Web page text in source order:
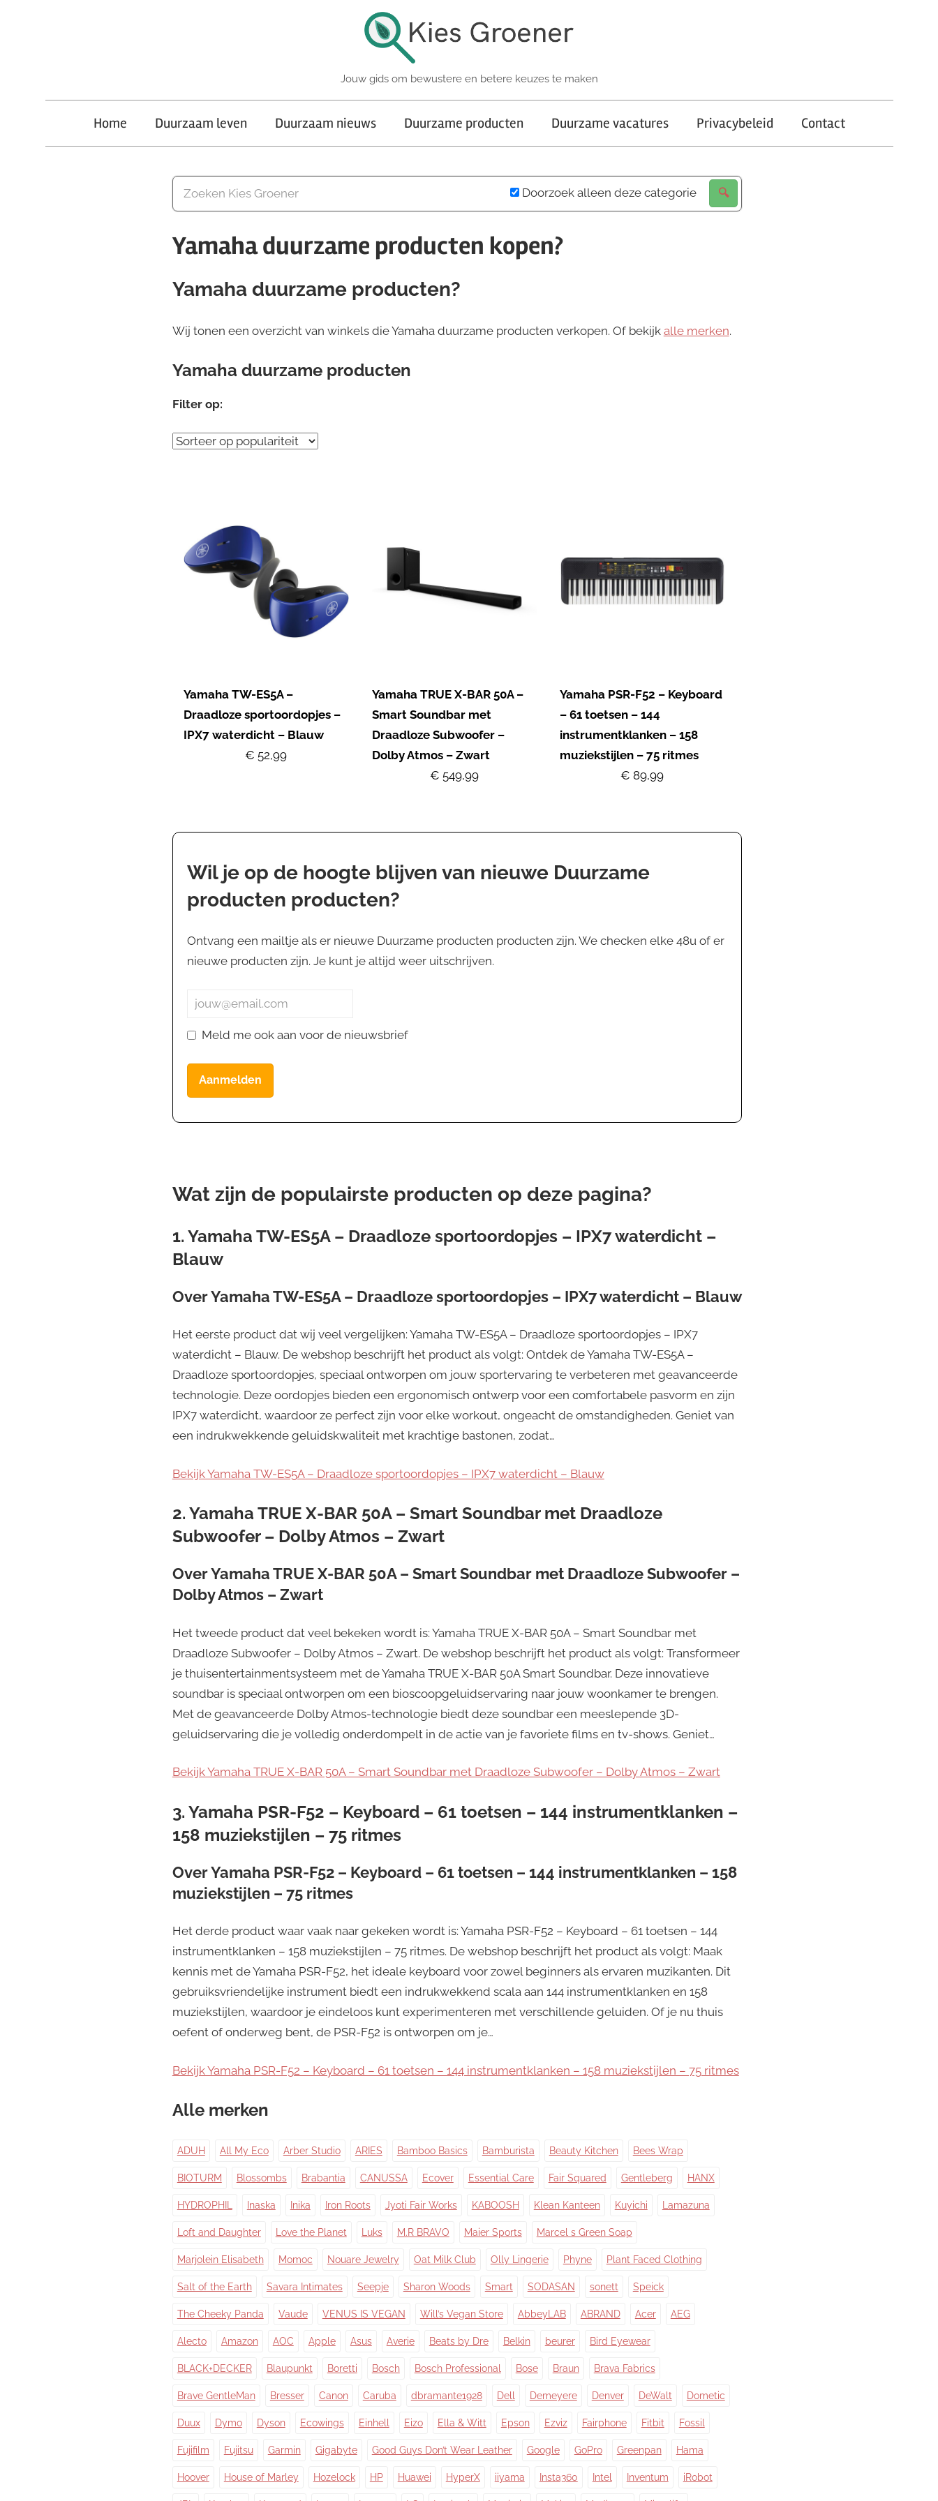
Kies
Groener
Jouw gids om bewustere en betere keuzes te maken
Home Duurzaam leven Duurzaam nieuws Duurzame producten Duurzame vacatures Privacybeleid Contact
Doorzoek alleen deze categorie
Yamaha duurzame producten kopen?
Yamaha duurzame producten?
Wij tonen een overzicht van winkels die Yamaha duurzame producten verkopen. Of bekijk alle merken.
Yamaha duurzame producten
Filter op:
Yamaha TW-ES5A –
Draadloze sportoordopjes –
IPX7 waterdicht – Blauw
€ 52,99
Yamaha TRUE X-BAR 50A –
Smart Soundbar met
Draadloze Subwoofer –
Dolby Atmos – Zwart
€ 549,99
Yamaha PSR-F52 – Keyboard
– 61 toetsen – 144
instrumentklanken – 158
muziekstijlen – 75 ritmes
€ 89,99
Wil je op de hoogte blijven van nieuwe Duurzame
producten producten?
Ontvang een mailtje als er nieuwe Duurzame producten producten zijn. We checken elke 48u of er
nieuwe producten zijn. Je kunt je altijd weer uitschrijven.
Meld me ook aan voor de nieuwsbrief
Aanmelden
Wat zijn de populairste producten op deze pagina?
1. Yamaha TW-ES5A – Draadloze sportoordopjes – IPX7 waterdicht –
Blauw
OverYamaha TW-ES5A – Draadloze sportoordopjes – IPX7 waterdicht – Blauw
Het eerste product dat wij veel vergelijken: Yamaha TW-ES5A – Draadloze sportoordopjes – IPX7
waterdicht – Blauw. De webshop beschrijft het product als volgt: Ontdek de Yamaha TW-ES5A –
Draadloze sportoordopjes, speciaal ontworpen om jouw sportervaring te verbeteren met geavanceerde
technologie. Deze oordopjes bieden een ergonomisch ontwerp voor een comfortabele pasvorm en zijn
IPX7 waterdicht, waardoor ze perfect zijn voor elke workout, ongeacht de omstandigheden. Geniet van
een indrukwekkende geluidskwaliteit met krachtige bastonen, zodat…
Bekijk Yamaha TW-ES5A – Draadloze sportoordopjes – IPX7 waterdicht – Blauw
2. Yamaha TRUE X-BAR 50A – Smart Soundbar met Draadloze
Subwoofer – Dolby Atmos – Zwart
OverYamaha TRUE X-BAR 50A – Smart Soundbar met Draadloze Subwoofer –
Dolby Atmos – Zwart
Het tweede product dat veel bekeken wordt is: Yamaha TRUE X-BAR 50A – Smart Soundbar met
Draadloze Subwoofer – Dolby Atmos – Zwart. De webshop beschrijft het product als volgt: Transformeer
je thuisentertainmentsysteem met de Yamaha TRUE X-BAR 50A Smart Soundbar. Deze innovatieve
soundbar is speciaal ontworpen om een bioscoopgeluidservaring naar jouw woonkamer te brengen.
Met de geavanceerde Dolby Atmos-technologie biedt deze soundbar een meeslepende 3D-
geluidservaring die je volledig onderdompelt in de actie van je favoriete films en tv-shows. Geniet…
Bekijk Yamaha TRUE X-BAR 50A – Smart Soundbar met Draadloze Subwoofer – Dolby Atmos – Zwart
3. Yamaha PSR-F52 – Keyboard – 61 toetsen – 144 instrumentklanken –
158 muziekstijlen – 75 ritmes
OverYamaha PSR-F52 – Keyboard – 61 toetsen – 144 instrumentklanken – 158
muziekstijlen – 75 ritmes
Het derde product waar vaak naar gekeken wordt is: Yamaha PSR-F52 – Keyboard – 61 toetsen – 144
instrumentklanken – 158 muziekstijlen – 75 ritmes. De webshop beschrijft het product als volgt: Maak
kennis met de Yamaha PSR-F52, het ideale keyboard voor zowel beginners als ervaren muzikanten. Dit
gebruiksvriendelijke instrument biedt een indrukwekkend scala aan 144 instrumentklanken en 158
muziekstijlen, waardoor je eindeloos kunt experimenteren met verschillende geluiden. Of je nu thuis
oefent of onderweg bent, de PSR-F52 is ontworpen om je…
Bekijk Yamaha PSR-F52 – Keyboard – 61 toetsen – 144 instrumentklanken – 158 muziekstijlen – 75 ritmes
Alle merken
ADUH All My Eco Arber Studio ARIES Bamboo Basics Bamburista Beauty Kitchen Bees Wrap
BIOTURM Blossombs Brabantia CANUSSA Ecover Essential Care Fair Squared Gentleberg HANX
HYDROPHIL Inaska Inika Iron Roots Jyoti Fair Works KABOOSH Klean Kanteen Kuyichi Lamazuna
Loft and Daughter Love the Planet Luks M.R BRAVO Maier Sports Marcel s Green Soap
Marjolein Elisabeth Momoc Nouare Jewelry Oat Milk Club Olly Lingerie Phyne Plant Faced Clothing
Salt of the Earth Savara Intimates Seepje Sharon Woods Smart SODASAN sonett Speick
The Cheeky Panda Vaude VENUS IS VEGAN Will’s Vegan Store AbbeyLAB ABRAND Acer AEG
Alecto Amazon AOC Apple Asus Averie Beats by Dre Belkin beurer Bird Eyewear
BLACK+DECKER Blaupunkt Boretti Bosch Bosch Professional Bose Braun Brava Fabrics
Brave GentleMan Bresser Canon Caruba dbramante1928 Dell Demeyere Denver DeWalt Dometic
Duux Dymo Dyson Ecowings Einhell Eizo Ella & Witt Epson Ezviz Fairphone Fitbit Fossil
Fujifilm Fujitsu Garmin Gigabyte Good Guys Don’t Wear Leather Google GoPro Greenpan Hama
Hoover House of Marley Hozelock HP Huawei HyperX iiyama Insta360 Intel Inventum iRobot